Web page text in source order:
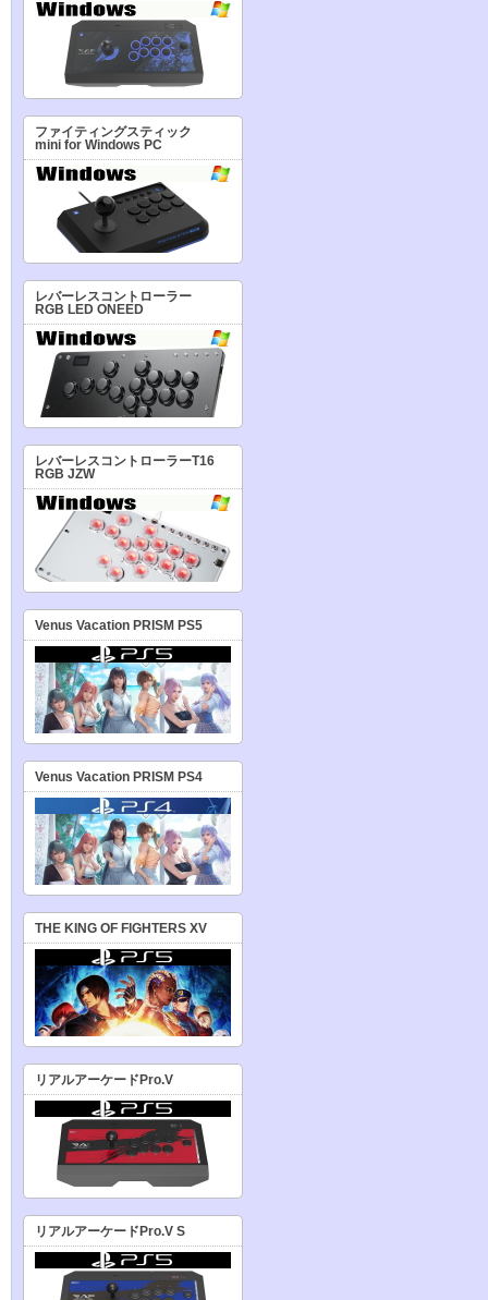
ファイティングスティック
mini for Windows PC
レバーレスコントローラー
RGB LED ONEED
レバーレスコントローラーT16
RGB JZW
Venus Vacation PRISM PS5
Venus Vacation PRISM PS4
THE KING OF FIGHTERS XV
リアルアーケードPro.V
リアルアーケードPro.V S